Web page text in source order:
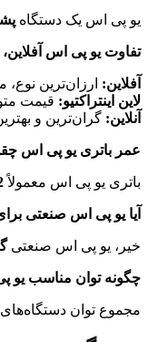
یو پی اس یک دستگاه
تفاوت یو پی اس آفلاین،
آفلاین: ارزان‌ترین
لاین اینتراکتیو: قیمت
آنلاین: گران‌ترین و
عمر باتری یو پی اس
باتری یو پی اس معمولاً2
آیا یو پی اس صنعتی
خیر، یو پی اس صنعتی
چگونه توان مناسب یو
مجموع توان